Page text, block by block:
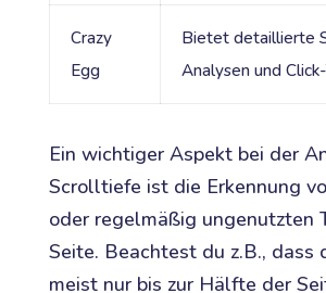
Crazy
Egg
Bietet detaillierte
Analysen und
Ein wichtiger Aspekt bei der
Scrolltiefe ist die Erkennung
oder regelmäßig ungenutzten
Seite. Beachtest du z.B., dass
meist nur bis zur Hälfte der